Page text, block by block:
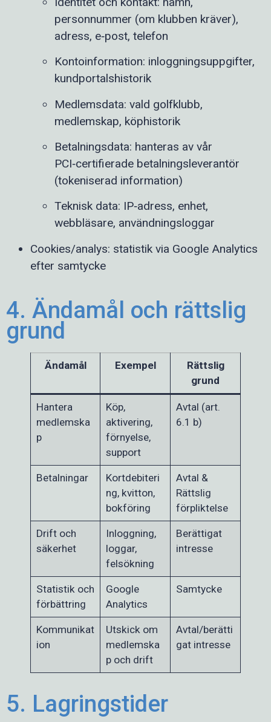
personnummer (om klubben kräver),
adress, e‑post, telefon
Kontoinformation: inloggningsuppgifter,
kundportalshistorik
Medlemsdata: vald golfklubb,
medlemskap, köphistorik
Betalningsdata: hanteras av vår
PCI‑certifierade betalningsleverantör
(tokeniserad information)
Teknisk data: IP‑adress, enhet,
webbläsare, användningsloggar
Cookies/analys: statistik via Google Analytics
efter samtycke
4. Ändamål och rättslig
grund
Ändamål Exempel
Rättslig
grund
Hantera
medlemska
p
Köp,
aktivering,
förnyelse,
support
Avtal (art.
6.1 b)
Betalningar
Kortdebiteri
ng, kvitton,
bokföring
Avtal &
Rättslig
förpliktelse
Drift och
säkerhet
Inloggning,
loggar,
felsökning
Berättigat
intresse
Statistik och
förbättring
Google
Analytics
Samtycke
Kommunikat
ion
Utskick om
medlemska
p och drift
Avtal/berätti
gat intresse
5. Lagringstider